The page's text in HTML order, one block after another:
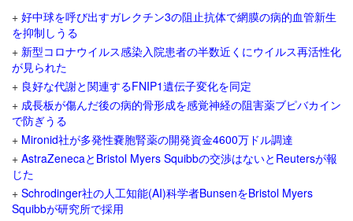
+ 好中球を呼び出すガレクチン3の阻止抗体で網膜の病的血管新生
を抑制しうる
+ 新型コロナウイルス感染入院患者の半数近くにウイルス再活性化
が見られた
+ 良好な代謝と関連するFNIP1遺伝子変化を同定
+ 成長板が傷んだ後の病的骨形成を感覚神経の阻害薬ブピバカイン
で防ぎうる
+ Mironid社が多発性嚢胞腎薬の開発資金4600万ドル調達
+ AstraZenecaとBristol Myers Squibbの交渉はないとReutersが報
じた
+ Schrodinger社の人工知能(AI)科学者BunsenをBristol Myers
Squibbが研究所で採用